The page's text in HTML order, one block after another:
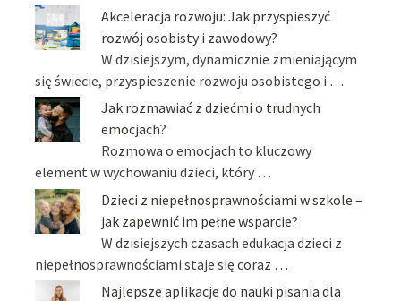
Akceleracja rozwoju: Jak przyspieszyć
rozwój osobisty i zawodowy?
W dzisiejszym, dynamicznie zmieniającym
się świecie, przyspieszenie rozwoju osobistego i …
Jak rozmawiać z dziećmi o trudnych
emocjach?
Rozmowa o emocjach to kluczowy
element w wychowaniu dzieci, który …
Dzieci z niepełnosprawnościami w szkole –
jak zapewnić im pełne wsparcie?
W dzisiejszych czasach edukacja dzieci z
niepełnosprawnościami staje się coraz …
Najlepsze aplikacje do nauki pisania dla